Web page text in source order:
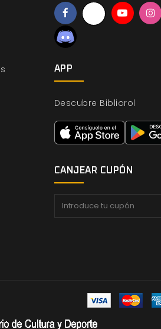
APP
Descubre Bibliorol
CANJEAR CUPÓN